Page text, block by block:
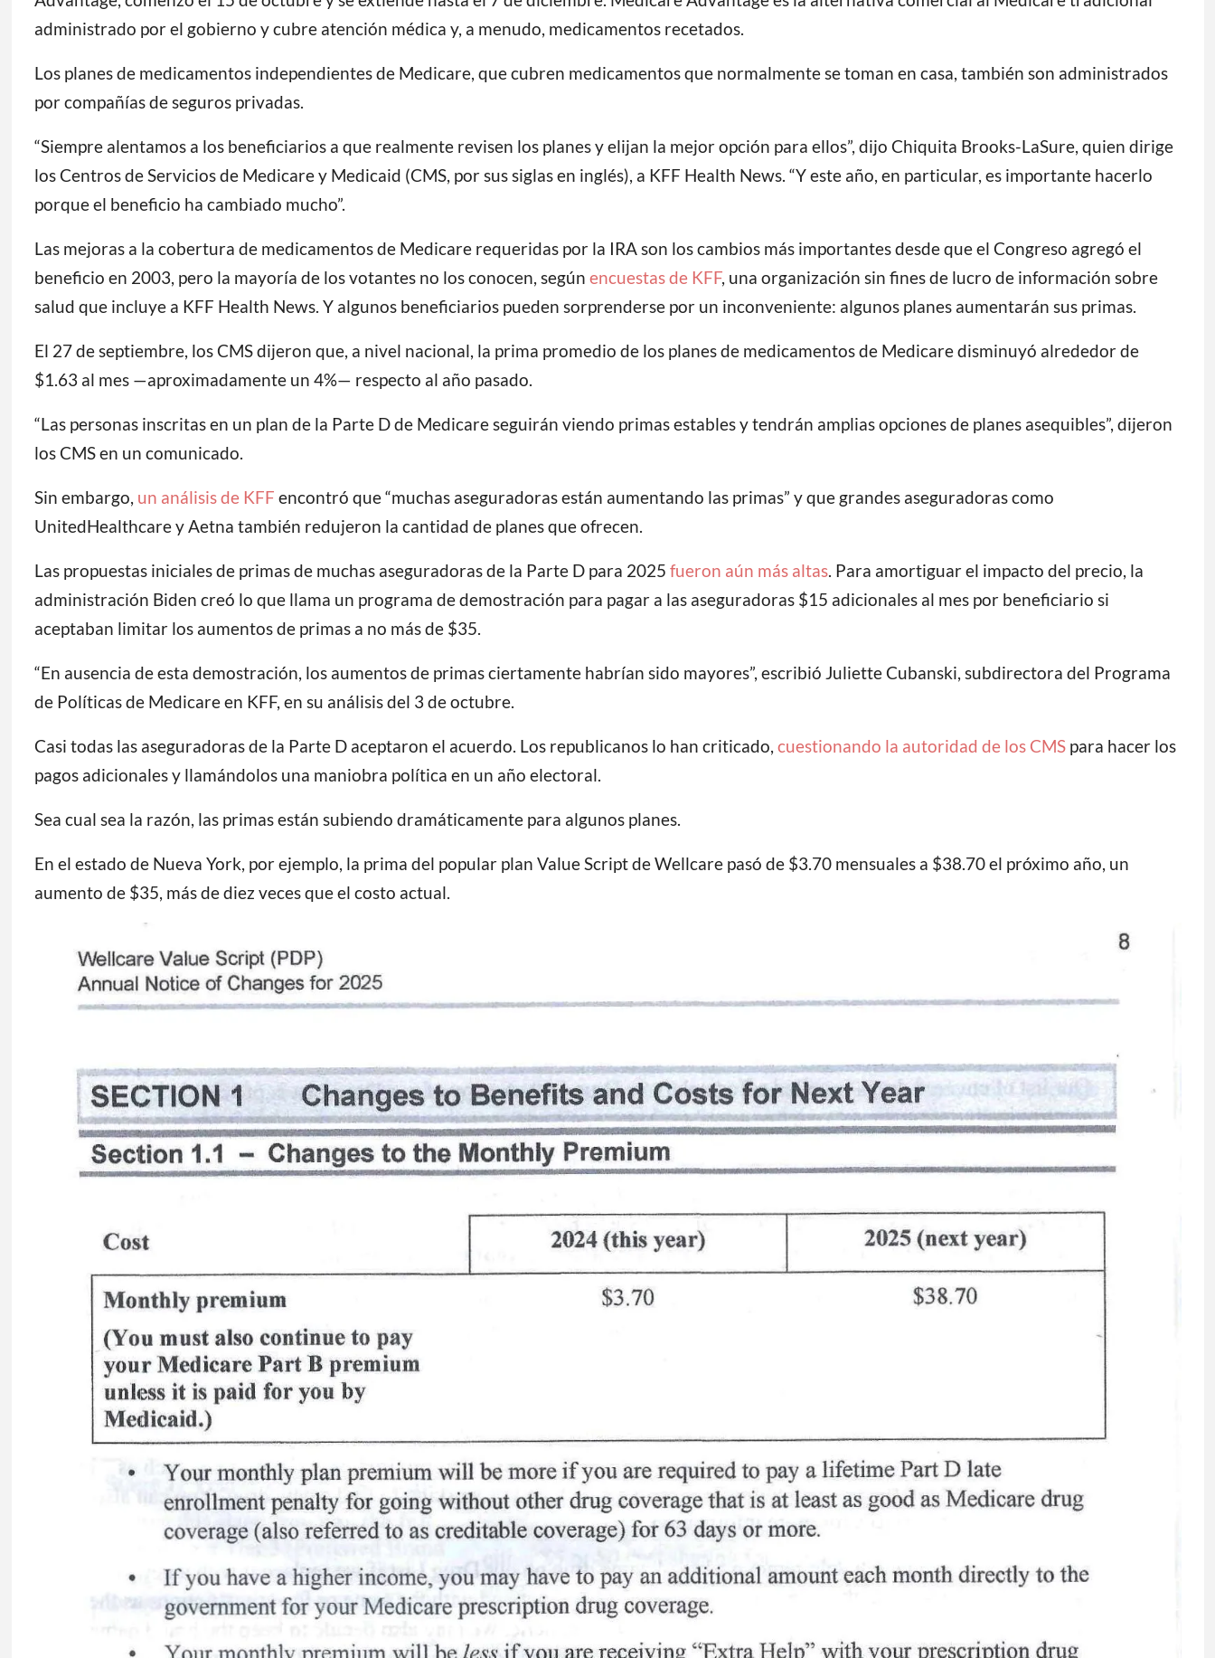
administrado por el gobierno y cubre atención médica y, a menudo, medicamentos recetados.
Los planes de medicamentos independientes de Medicare, que cubren medicamentos que normalmente se toman en casa, también son administrados
por compañías de seguros privadas.
“Siempre alentamos a los beneficiarios a que realmente revisen los planes y elijan la mejor opción para ellos”, dijo Chiquita Brooks-LaSure, quien dirige
los Centros de Servicios de Medicare y Medicaid (CMS, por sus siglas en inglés), a KFF Health News. “Y este año, en particular, es importante hacerlo
porque el beneficio ha cambiado mucho”.
Las mejoras a la cobertura de medicamentos de Medicare requeridas por la IRA son los cambios más importantes desde que el Congreso agregó el
beneficio en 2003, pero la mayoría de los votantes no los conocen, según encuestas de KFF, una organización sin fines de lucro de información sobre
salud que incluye a KFF Health News. Y algunos beneficiarios pueden sorprenderse por un inconveniente: algunos planes aumentarán sus primas.
El 27 de septiembre, los CMS dijeron que, a nivel nacional, la prima promedio de los planes de medicamentos de Medicare disminuyó alrededor de
$1.63 al mes —aproximadamente un 4%— respecto al año pasado.
“Las personas inscritas en un plan de la Parte D de Medicare seguirán viendo primas estables y tendrán amplias opciones de planes asequibles”, dijeron
los CMS en un comunicado.
Sin embargo, un análisis de KFF encontró que “muchas aseguradoras están aumentando las primas” y que grandes aseguradoras como
UnitedHealthcare y Aetna también redujeron la cantidad de planes que ofrecen.
Las propuestas iniciales de primas de muchas aseguradoras de la Parte D para 2025 fueron aún más altas. Para amortiguar el impacto del precio, la
administración Biden creó lo que llama un programa de demostración para pagar a las aseguradoras $15 adicionales al mes por beneficiario si
aceptaban limitar los aumentos de primas a no más de $35.
“En ausencia de esta demostración, los aumentos de primas ciertamente habrían sido mayores”, escribió Juliette Cubanski, subdirectora del Programa
de Políticas de Medicare en KFF, en su análisis del 3 de octubre.
Casi todas las aseguradoras de la Parte D aceptaron el acuerdo. Los republicanos lo han criticado, cuestionando la autoridad de los CMSpara hacer los
pagos adicionales y llamándolos una maniobra política en un año electoral.
Sea cual sea la razón, las primas están subiendo dramáticamente para algunos planes.
En el estado de Nueva York, por ejemplo, la prima del popular plan Value Script de Wellcare pasó de $3.70 mensuales a $38.70 el próximo año, un
aumento de $35, más de diez veces que el costo actual.